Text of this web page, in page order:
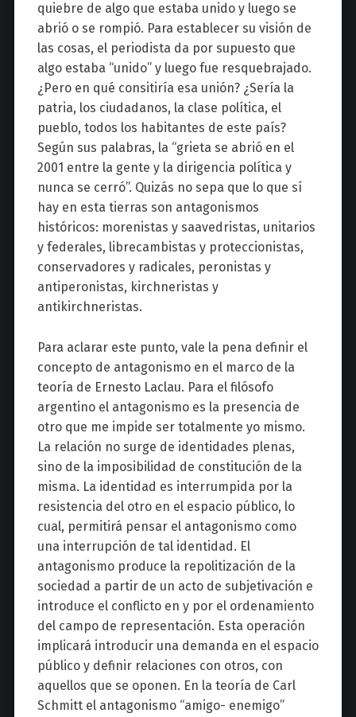
quiebre de algo que estaba unido y luego se
abrió o se rompió. Para establecer su visión de
las cosas, el periodista da por supuesto que
algo estaba “unido” y luego fue resquebrajado.
¿Pero en qué consitiría esa unión? ¿Sería la
patria, los ciudadanos, la clase política, el
pueblo, todos los habitantes de este país?
Según sus palabras, la “grieta se abrió en el
2001 entre la gente y la dirigencia política y
nunca se cerró”. Quizás no sepa que lo que sí
hay en esta tierras son antagonismos
históricos: morenistas y saavedristas, unitarios
y federales, librecambistas y proteccionistas,
conservadores y radicales, peronistas y
antiperonistas, kirchneristas y
antikirchneristas.
Para aclarar este punto, vale la pena definir el
concepto de antagonismo en el marco de la
teoría de Ernesto Laclau. Para el filósofo
argentino el antagonismo es la presencia de
otro que me impide ser totalmente yo mismo.
La relación no surge de identidades plenas,
sino de la imposibilidad de constitución de la
misma. La identidad es interrumpida por la
resistencia del otro en el espacio público, lo
cual, permitirá pensar el antagonismo como
una interrupción de tal identidad. El
antagonismo produce la repolitización de la
sociedad a partir de un acto de subjetivación e
introduce el conflicto en y por el ordenamiento
del campo de representación. Esta operación
implicará introducir una demanda en el espacio
público y definir relaciones con otros, con
aquellos que se oponen. En la teoría de Carl
Schmitt el antagonismo “amigo- enemigo”